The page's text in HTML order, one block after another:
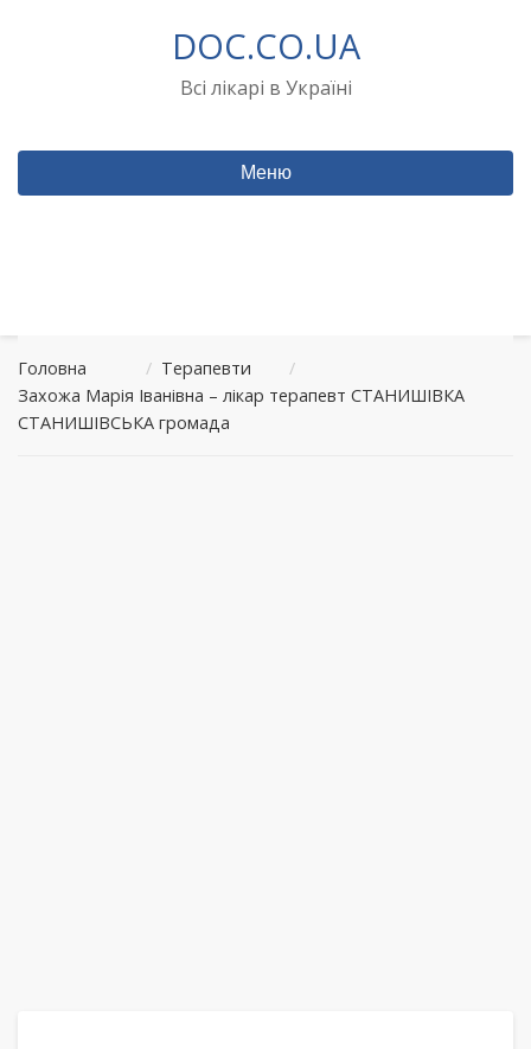
DOC.CO.UA
Всі лікарі в Україні
Меню
Головна / Терапевти
/
Захожа Марія Іванівна – лікар терапевт СТАНИШІВКА
СТАНИШІВСЬКА громада